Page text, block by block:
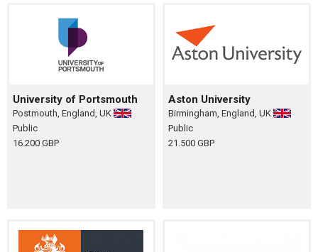
University of Portsmouth
Postmouth, England, UK
Public
16.200 GBP
Aston University
Birmingham, England, UK
Public
21.500 GBP